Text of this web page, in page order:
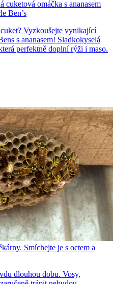
cuketová omáčka s ananasem
Ben’s
Vyzkoušejte vynikající
s ananasem! Sladkokyselá
perfektně doplní rýži i maso.
Smíchejte je s octem a
dlouhou dobu. Vosy,